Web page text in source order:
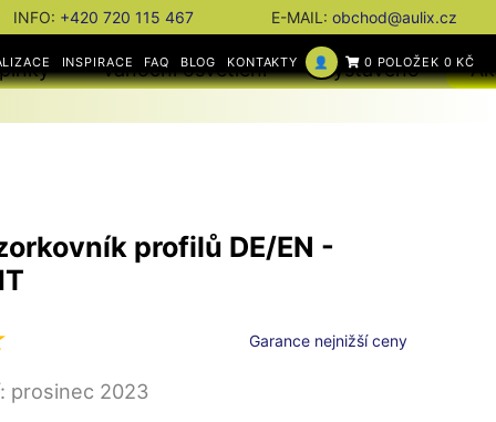
INFO: +420 720 115 467 E-MAIL: obchod@aulix.cz
INSPIRACE FAQ BLOG KONTAKTY 👤 0 POLOŽEK 0 KČ
Vánoční osvětlení Vystaveno
profilů DE/EN -
Garance nejnižší ceny
prosinec 2023